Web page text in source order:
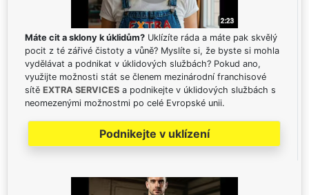
Máte cit a sklony k úklidům? Uklízíte ráda a máte pak skvělý
pocit z té zářivé čistoty a vůně? Myslíte si, že byste si mohla
vydělávat a podnikat v úklidových službách? Pokud ano,
využijte možnosti stát se členem mezinárodní franchisové
sítě EXTRA SERVICES a podnikejte v úklidových službách s
neomezenými možnostmi po celé Evropské unii.
Podnikejte v uklízení